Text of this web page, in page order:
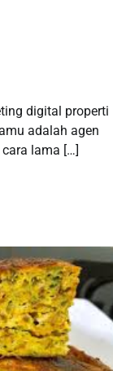
digital properti
adalah agen
lama […]